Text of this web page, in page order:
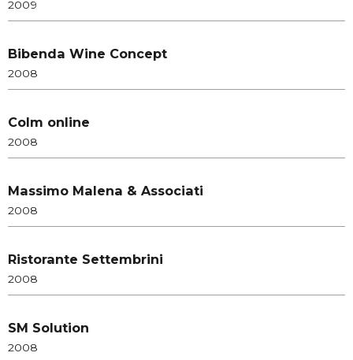
2009
Bibenda Wine Concept
2008
CoIm online
2008
Massimo Malena & Associati
2008
Ristorante Settembrini
2008
SM Solution
2008